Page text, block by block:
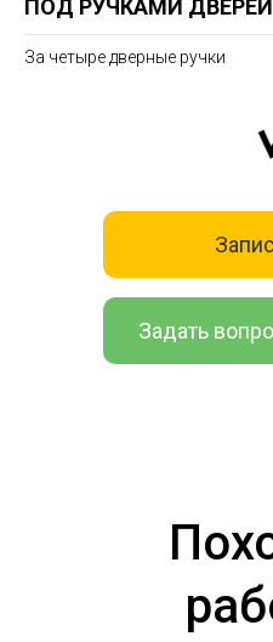
ПОД РУЧКАМИ ДВЕРЕЙ
За четыре дверные ручки
Задать